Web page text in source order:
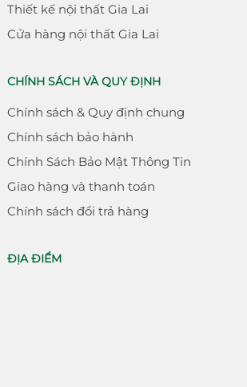
Thiết kế nội thất Gia Lai
Cửa hàng nội thất Gia Lai
CHÍNH SÁCH VÀ QUY ĐỊNH
Chính sách & Quy định chung
Chính sách bảo hành
Chính Sách Bảo Mật Thông Tin
Giao hàng và thanh toán
Chính sách đổi trả hàng
ĐỊA ĐIỂM